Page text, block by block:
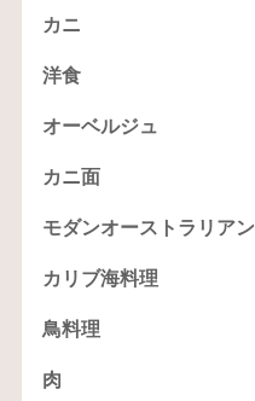
カニ
洋食
オーベルジュ
カニ面
モダンオーストラリアン
カリブ海料理
鳥料理
肉